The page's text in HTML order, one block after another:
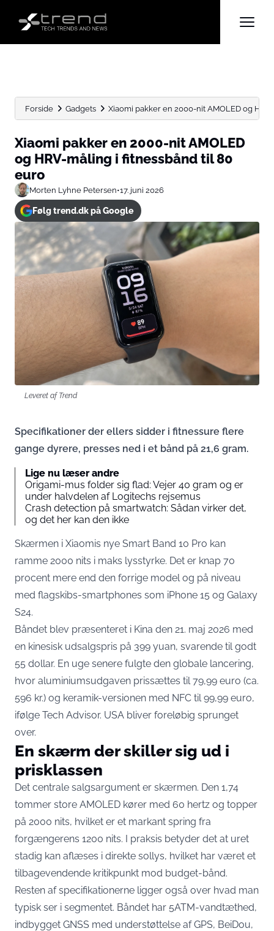
Forside Gadgets Xiaomi pakker en 2000-nit AMOLED og
Xiaomi pakker en 2000-nit AMOLED
og HRV-måling i fitnessbånd til 80
euro
Morten Lyhne Petersen•17. juni 2026
Følg trend.dk på Google
Leveret af Trend
Specifikationer der ellers sidder i fitnessure flere
gange dyrere, presses ned i et bånd på 21,6 gram.
Lige nu læser andre
Origami-mus folder sig flad: Vejer 40 gram og er
under halvdelen af Logitechs rejsemus
Crash detection på smartwatch: Sådan virker det,
og det her kan den ikke
Skærmen i Xiaomis nye Smart Band 10 Pro kan
ramme 2000 nits i maks lysstyrke. Det er knap 70
procent mere end den forrige model og på niveau
med flagskibs-smartphones som iPhone 15 og Galaxy
S24.
Båndet blev præsenteret i Kina den 21. maj 2026 med
en kinesisk udsalgspris på 399 yuan, svarende til godt
55 dollar. En uge senere fulgte den globale lancering,
hvor aluminiumsudgaven prissættes til 79,99 euro (ca.
596 kr.) og keramik-versionen med NFC til 99,99 euro,
ifølge Tech Advisor. USA bliver foreløbig sprunget
over.
En skærm der skiller sig ud i
prisklassen
Det centrale salgsargument er skærmen. Den 1,74
tommer store AMOLED kører med 60 hertz og topper
på 2000 nits, hvilket er et markant spring fra
forgængerens 1200 nits. I praksis betyder det at uret
stadig kan aflæses i direkte sollys, hvilket har været et
tilbagevendende kritikpunkt mod budget-bånd.
Resten af specifikationerne ligger også over hvad man
typisk ser i segmentet. Båndet har 5ATM-vandtæthed,
indbygget GNSS med understøttelse af GPS, BeiDou,